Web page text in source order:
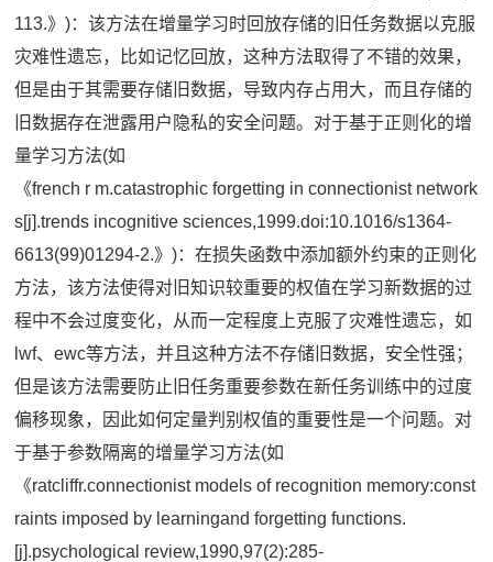
113.》)：该方法在增量学习时回放存储的旧任务数据以克服
灾难性遗忘，比如记忆回放，这种方法取得了不错的效果，
但是由于其需要存储旧数据，导致内存占用大，而且存储的
旧数据存在泄露用户隐私的安全问题。对于基于正则化的增
量学习方法(如
《french r m.catastrophic forgetting in connectionist network
s[j].trends incognitive sciences,1999.doi:10.1016/s1364-
6613(99)01294-2.》)：在损失函数中添加额外约束的正则化
方法，该方法使得对旧知识较重要的权值在学习新数据的过
程中不会过度变化，从而一定程度上克服了灾难性遗忘，如
lwf、ewc等方法，并且这种方法不存储旧数据，安全性强；
但是该方法需要防止旧任务重要参数在新任务训练中的过度
偏移现象，因此如何定量判别权值的重要性是一个问题。对
于基于参数隔离的增量学习方法(如
《ratcliffr.connectionist models of recognition memory:const
raints imposed by learningand forgetting functions.
[j].psychological review,1990,97(2):285-